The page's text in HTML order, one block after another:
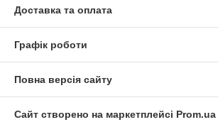
Доставка та оплата
Графік роботи
Повна версія сайту
Сайт створено на маркетплейсі Prom.ua